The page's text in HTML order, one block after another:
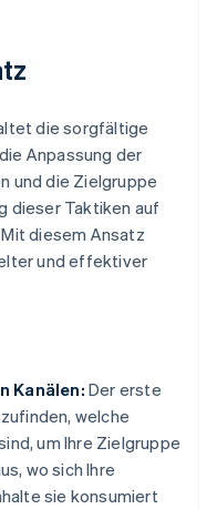
die sorgfältige
Anpassung der
und die Zielgruppe
dieser Taktiken auf
diesem Ansatz
und effektiver
Kanälen: Der erste
welche
um Ihre Zielgruppe
wo sich Ihre
sie konsumiert